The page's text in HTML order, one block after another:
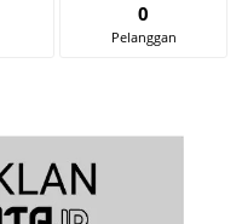
0
Pelanggan